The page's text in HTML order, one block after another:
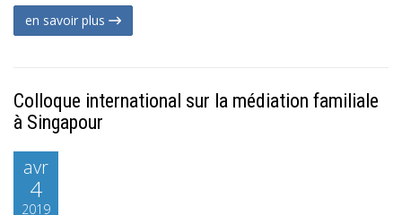
en savoir plus
Colloque international sur la médiation familiale
à Singapour
avr
4
2019